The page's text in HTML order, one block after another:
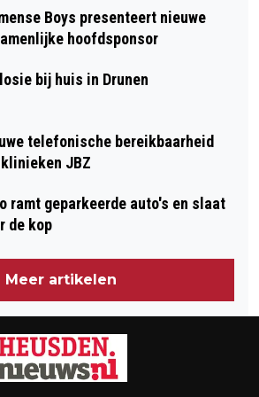
Boys presenteert nieuwe
hoofdsponsor
bij huis in Drunen
telefonische bereikbaarheid
JBZ
ramt geparkeerde auto's en slaat
de kop
Meer artikelen